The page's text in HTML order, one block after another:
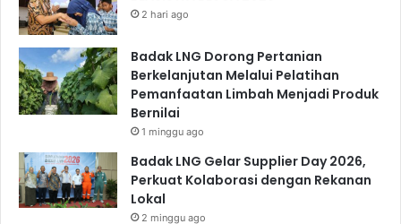
2 hari ago
Badak LNG Dorong Pertanian
Berkelanjutan Melalui Pelatihan
Pemanfaatan Limbah Menjadi Produk
Bernilai
1 minggu ago
Badak LNG Gelar Supplier Day 2026,
Perkuat Kolaborasi dengan Rekanan
Lokal
2 minggu ago